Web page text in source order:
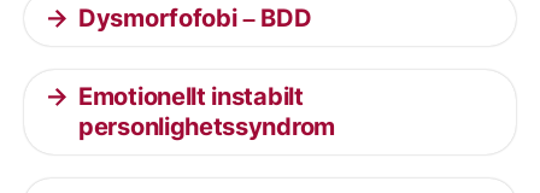
Dysmorfofobi – BDD
Emotionellt instabilt
personlighetssyndrom